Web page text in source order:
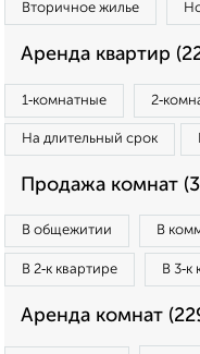
Вторичное жилье
Аренда квартир
1‑комнатные
На длительный срок
Продажа комнат
В общежитии В
В 2‑к квартире В 3‑к
Аренда комнат